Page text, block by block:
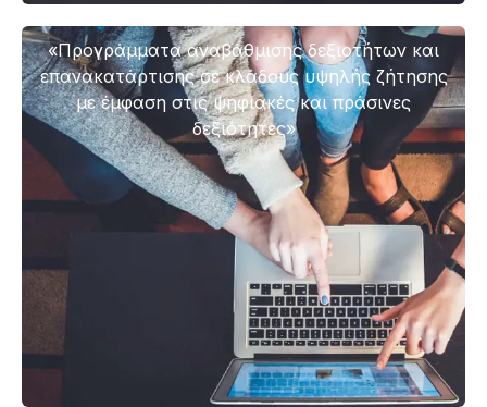
«Προγράμματα αναβάθμισης δεξιοτήτων και
επανακατάρτισης σε κλάδους υψηλής ζήτησης
με έμφαση στις ψηφιακές και πράσινες
δεξιότητες»